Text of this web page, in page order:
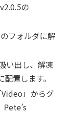
の
フォルダに解
い出し、解凍
置します。
」からグ